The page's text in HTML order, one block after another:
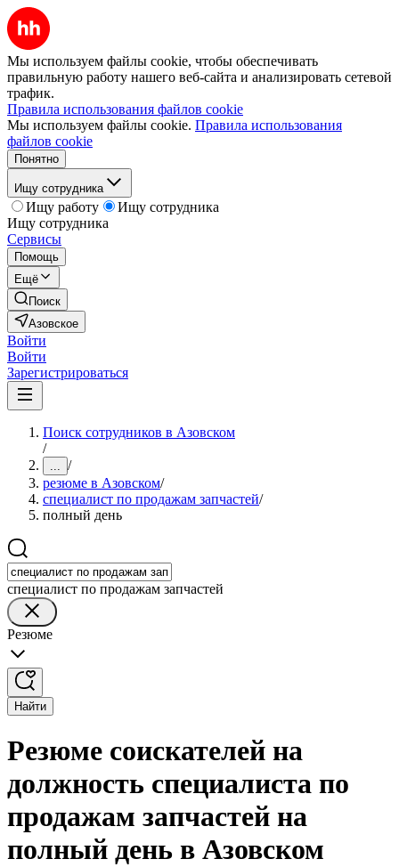
Мы используем файлы cookie, чтобы обеспечивать
правильную работу нашего веб-сайта и анализировать сетевой
трафик.
Правила использования файлов cookie
Мы используем файлы cookie. Правила использования
файлов cookie
Понятно
Ищу сотрудника
Ищу работу
Ищу сотрудника
Ищу сотрудника
Сервисы
Помощь
Ещё
Поиск
Азовское
Войти
Войти
Зарегистрироваться
Поиск сотрудников в Азовском
/
... /
резюме в Азовском/
специалист по продажам запчастей/
полный день
специалист по продажам запчастей
Резюме
Найти
Резюме соискателей на
должность специалиста по
продажам запчастей на
полный день в Азовском